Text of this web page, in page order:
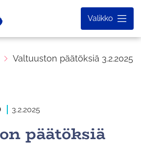
Valikko
Valtuuston päätöksiä 3.2.2025
3.2.2025
päätöksiä